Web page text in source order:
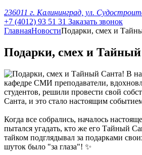
236011 г. Калининград, ул.
+7 (4012) 93 51 31 Заказать звонок
ГлавнаяНовостиПодарки, смех и
Подарки, смех и
В
кафедре СМИ преподаватели,
студентов, решили провести свой
Санта, и это стало настоящим
Когда все собрались, началось
пытался угадать, кто же его Тайный
тайком подглядывал за подарками
шуток было "за глаза"! ✨